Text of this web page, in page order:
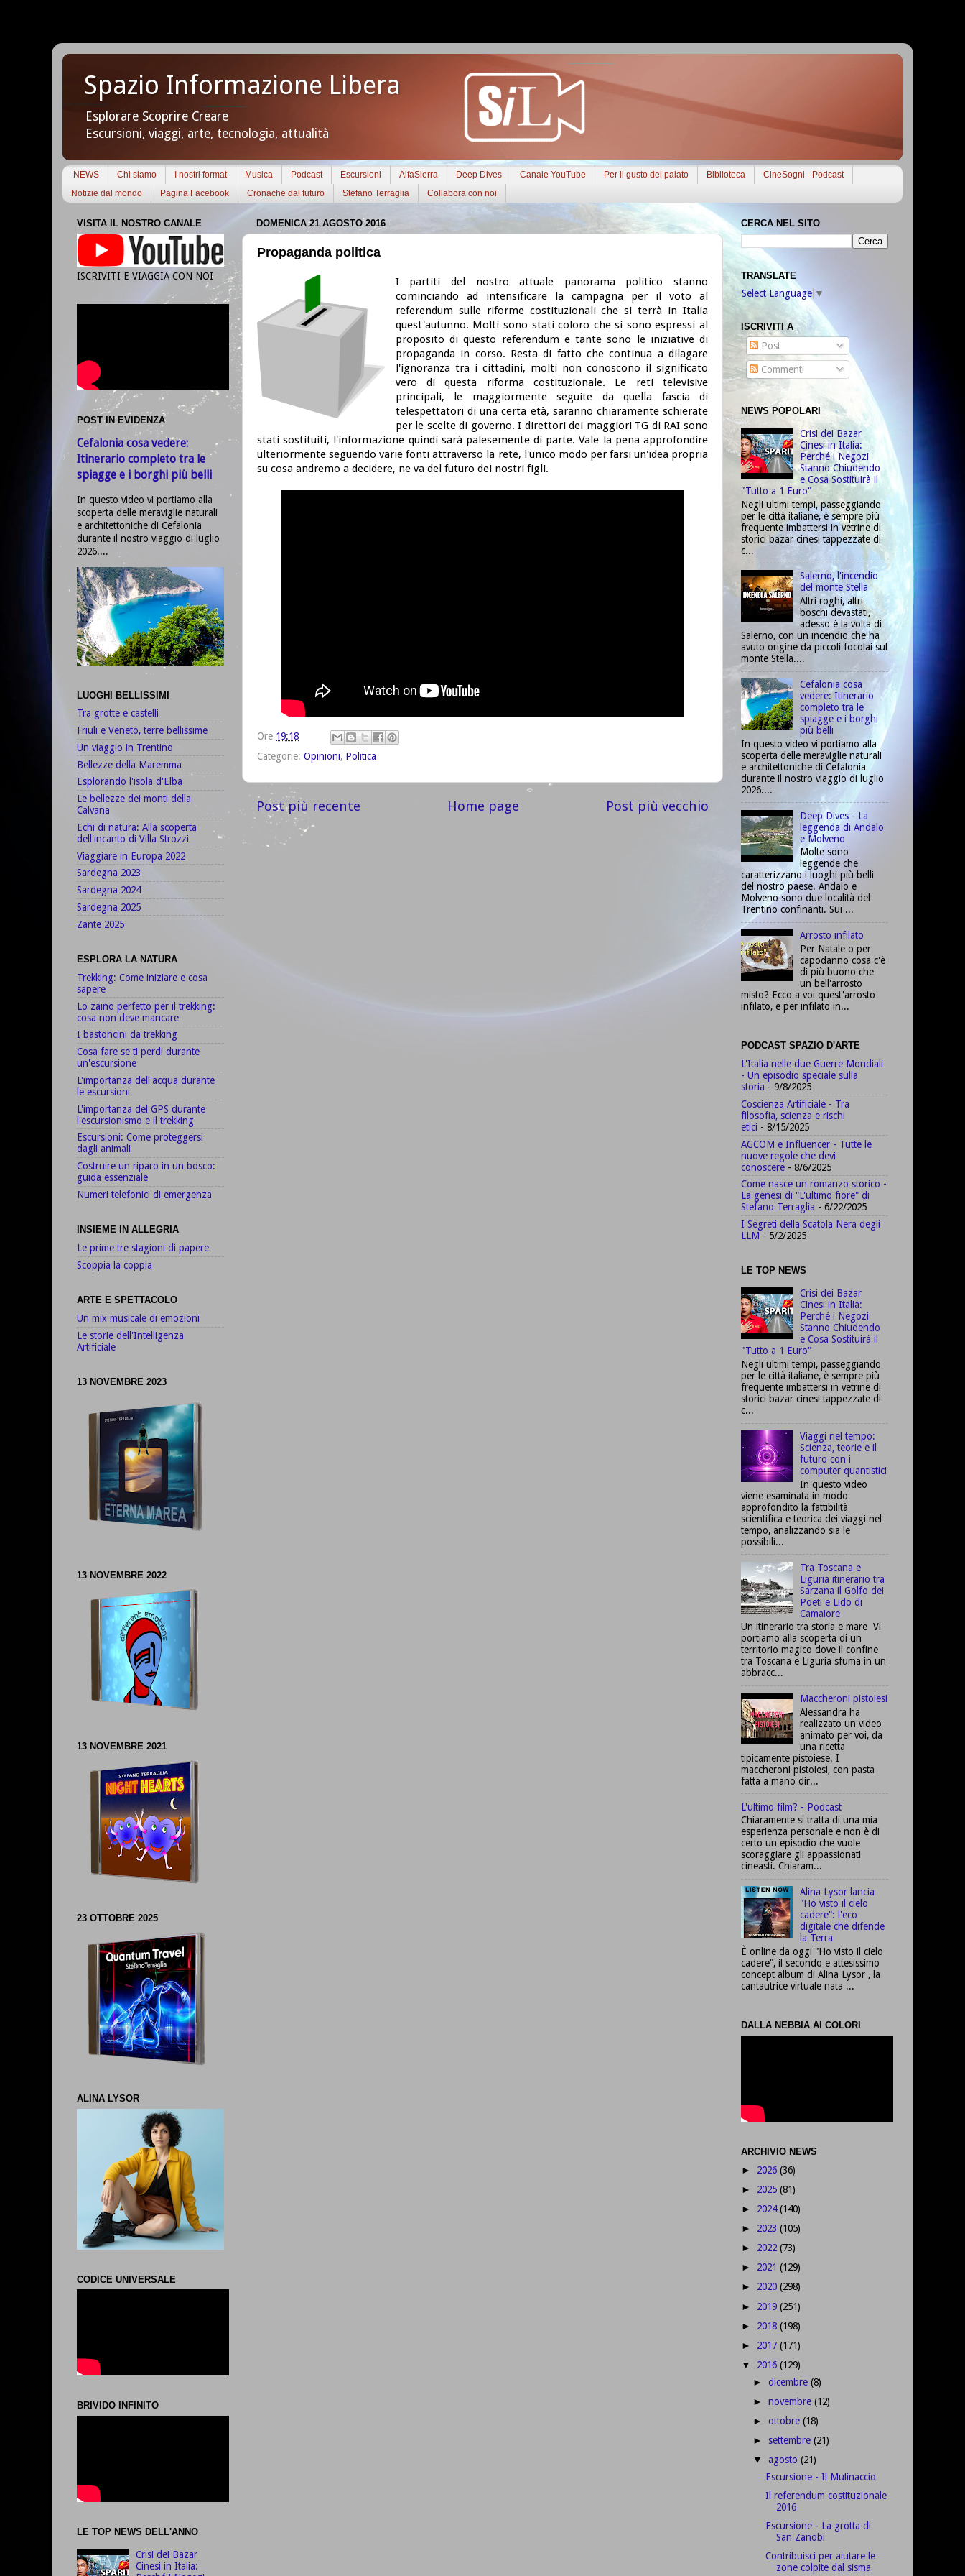
Spazio Informazione Libera
Esplorare Scoprire Creare
Escursioni, viaggi, arte, tecnologia, attualità
NEWS Chi siamo I nostri format Musica Podcast Escursioni AlfaSierra Deep Dives Canale YouTube Per il gusto del palato Biblioteca
CineSogni - Podcast
Notizie dal mondo
Pagina Facebook Cronache dal futuro Stefano Terraglia Collabora con noi
DOMENICA 21 AGOSTO 2016
Propaganda politica
I partiti del nostro attuale panorama politico stanno
cominciando ad intensificare la campagna per il voto al
referendum sulle riforme costituzionali che si terrà in Italia
quest'autunno. Molti sono stati coloro che si sono espressi al
proposito di questo referendum e tante sono le iniziative di
propaganda in corso. Resta di fatto che continua a dilagare
l'ignoranza tra i cittadini, molti non conoscono il significato
vero di questa riforma costituzionale. Le reti televisive
principali, le maggiormente seguite da quella fascia di
telespettatori di una certa età, saranno chiaramente schierate
per le scelte di governo. I direttori dei maggiori TG di RAI sono
stati sostituiti, l'informazione quindi sarà palesemente di parte. Vale la pena approfondire
ulteriormente seguendo varie fonti attraverso la rete, l'unico modo per farsi un'idea propria
su cosa andremo a decidere, ne va del futuro dei nostri figli.
Ore 19:18
Categorie: Opinioni, Politica
Post più recente Post più vecchio
Home page
VISITA IL NOSTRO CANALE
ISCRIVITI E VIAGGIA CON NOI
POST IN EVIDENZA
Cefalonia cosa vedere:
Itinerario completo tra le
spiagge e i borghi più belli
In questo video vi portiamo alla
scoperta delle meraviglie naturali
e architettoniche di Cefalonia
durante il nostro viaggio di luglio
2026....
LUOGHI BELLISSIMI
Tra grotte e castelli
Friuli e Veneto, terre bellissime
Un viaggio in Trentino
Bellezze della Maremma
Esplorando l'isola d'Elba
Le bellezze dei monti della
Calvana
Echi di natura: Alla scoperta
dell'incanto di Villa Strozzi
Viaggiare in Europa 2022
Sardegna 2023
Sardegna 2024
Sardegna 2025
Zante 2025
ESPLORA LA NATURA
Trekking: Come iniziare e cosa
sapere
Lo zaino perfetto per il trekking:
cosa non deve mancare
I bastoncini da trekking
Cosa fare se ti perdi durante
un'escursione
L'importanza dell'acqua durante
le escursioni
L'importanza del GPS durante
l'escursionismo e il trekking
Escursioni: Come proteggersi
dagli animali
Costruire un riparo in un bosco:
guida essenziale
Numeri telefonici di emergenza
INSIEME IN ALLEGRIA
Le prime tre stagioni di papere
Scoppia la coppia
ARTE E SPETTACOLO
Un mix musicale di emozioni
Le storie dell'Intelligenza
Artificiale
13 NOVEMBRE 2023
13 NOVEMBRE 2022
13 NOVEMBRE 2021
23 OTTOBRE 2025
ALINA LYSOR
CODICE UNIVERSALE
BRIVIDO INFINITO
LE TOP NEWS DELL'ANNO
Crisi dei Bazar
Cinesi in Italia:
CERCA NEL SITO
TRANSLATE
Select Language ▼
ISCRIVITI A
Post
Commenti
NEWS POPOLARI
Crisi dei Bazar
Cinesi in Italia:
Perché i Negozi
Stanno Chiudendo
e Cosa Sostituirà il
"Tutto a 1 Euro"
Negli ultimi tempi, passeggiando
per le città italiane, è sempre più
frequente imbattersi in vetrine di
storici bazar cinesi tappezzate di
c...
Salerno, l'incendio
del monte Stella
Altri roghi, altri
boschi devastati,
adesso è la volta di
Salerno, con un incendio che ha
avuto origine da piccoli focolai sul
monte Stella....
Cefalonia cosa
vedere: Itinerario
completo tra le
spiagge e i borghi
più belli
In questo video vi portiamo alla
scoperta delle meraviglie naturali
e architettoniche di Cefalonia
durante il nostro viaggio di luglio
2026....
Deep Dives - La
leggenda di Andalo
e Molveno
Molte sono
leggende che
caratterizzano i luoghi più belli
del nostro paese. Andalo e
Molveno sono due località del
Trentino confinanti. Sui ...
Arrosto infilato
Per Natale o per
capodanno cosa c'è
di più buono che
un bell'arrosto
misto? Ecco a voi quest'arrosto
infilato, e per infilato in...
PODCAST SPAZIO D'ARTE
L'Italia nelle due Guerre Mondiali
- Un episodio speciale sulla
storia - 9/8/2025
Coscienza Artificiale - Tra
filosofia, scienza e rischi
etici - 8/15/2025
AGCOM e Influencer - Tutte le
nuove regole che devi
conoscere - 8/6/2025
Come nasce un romanzo storico -
La genesi di "L'ultimo fiore" di
Stefano Terraglia - 6/22/2025
I Segreti della Scatola Nera degli
LLM - 5/2/2025
LE TOP NEWS
Crisi dei Bazar
Cinesi in Italia:
Perché i Negozi
Stanno Chiudendo
e Cosa Sostituirà il
"Tutto a 1 Euro"
Negli ultimi tempi, passeggiando
per le città italiane, è sempre più
frequente imbattersi in vetrine di
storici bazar cinesi tappezzate di
c...
Viaggi nel tempo:
Scienza, teorie e il
futuro con i
computer quantistici
In questo video
viene esaminata in modo
approfondito la fattibilità
scientifica e teorica dei viaggi nel
tempo, analizzando sia le
possibili...
Tra Toscana e
Liguria itinerario tra
Sarzana il Golfo dei
Poeti e Lido di
Camaiore
Un itinerario tra storia e mare Vi
portiamo alla scoperta di un
territorio magico dove il confine
tra Toscana e Liguria sfuma in un
abbracc...
Maccheroni pistoiesi
Alessandra ha
realizzato un video
animato per voi, da
una ricetta
tipicamente pistoiese. I
maccheroni pistoiesi, con pasta
fatta a mano dir...
L'ultimo film? - Podcast
Chiaramente si tratta di una mia
esperienza personale e non è di
certo un episodio che vuole
scoraggiare gli appassionati
cineasti. Chiaram...
Alina Lysor lancia
"Ho visto il cielo
cadere": l'eco
digitale che difende
la Terra
È online da oggi "Ho visto il cielo
cadere", il secondo e attesissimo
concept album di Alina Lysor , la
cantautrice virtuale nata ...
DALLA NEBBIA AI COLORI
ARCHIVIO NEWS
► 2026 (36)
► 2025 (81)
► 2024(140)
► 2023 (105)
► 2022 (73)
► 2021 (129)
► 2020 (298)
► 2019 (251)
► 2018 (198)
► 2017 (171)
▼ 2016 (129)
►dicembre(8)
►novembre(12)
►ottobre(18)
► settembre(21)
▼agosto(21)
Escursione - Il Mulinaccio
Il referendum costituzionale
2016
Escursione - La grotta di
San Zanobi
Contribuisci per aiutare le
zone colpite dal sisma